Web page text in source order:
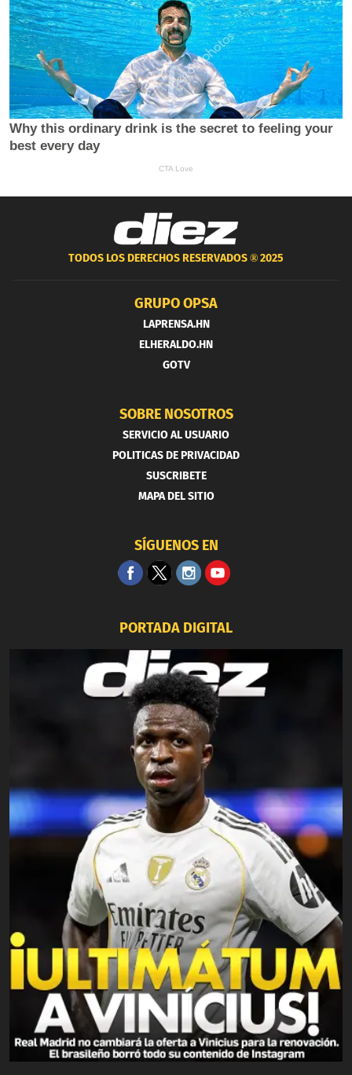
TODOS LOS DERECHOS RESERVADOS ®2025
GRUPO OPSA
LAPRENSA.HN
ELHERALDO.HN
GOTV
SOBRE NOSOTROS
SERVICIO AL USUARIO
POLITICAS DE PRIVACIDAD
SUSCRIBETE
MAPA DEL SITIO
SÍGUENOS EN
PORTADA DIGITAL